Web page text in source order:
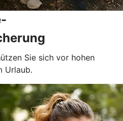
Sie sich vor hohen
Urlaub.